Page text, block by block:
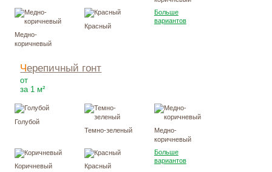
Медно-
коричневый
Красный
Больше
вариантов
Черепичный гонт
от
за 1 м²
Голубой
Темно-зеленый
Медно-
коричневый
Коричневый Красный
Больше
вариантов